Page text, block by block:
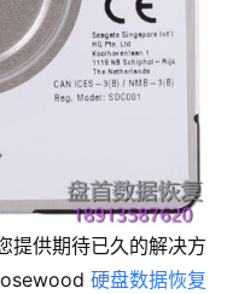
提供期待已久的解决方
硬盘数据恢复